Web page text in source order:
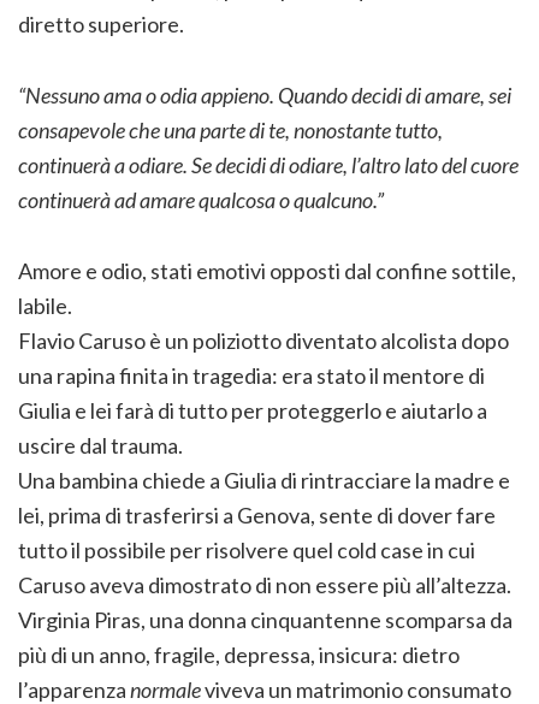
diretto superiore.
“Nessuno ama o odia appieno. Quando decidi di amare, sei
consapevole che una parte di te, nonostante tutto,
continuerà a odiare. Se decidi di odiare, l’altro lato del cuore
continuerà ad amare qualcosa o qualcuno.”
Amore e odio, stati emotivi opposti dal confine sottile,
labile.
Flavio Caruso è un poliziotto diventato alcolista dopo
una rapina finita in tragedia: era stato il mentore di
Giulia e lei farà di tutto per proteggerlo e aiutarlo a
uscire dal trauma.
Una bambina chiede a Giulia di rintracciare la madre e
lei, prima di trasferirsi a Genova, sente di dover fare
tutto il possibile per risolvere quel cold case in cui
Caruso aveva dimostrato di non essere più all’altezza.
Virginia Piras, una donna cinquantenne scomparsa da
più di un anno, fragile, depressa, insicura: dietro
l’apparenzanormaleviveva un matrimonio consumato